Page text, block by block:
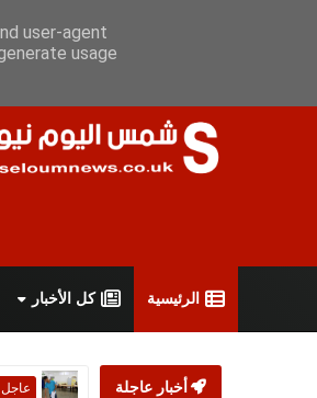
سياسة
الرئيسية كل الأخبار
أخبار عاجلة عاجل
user-agent
usage